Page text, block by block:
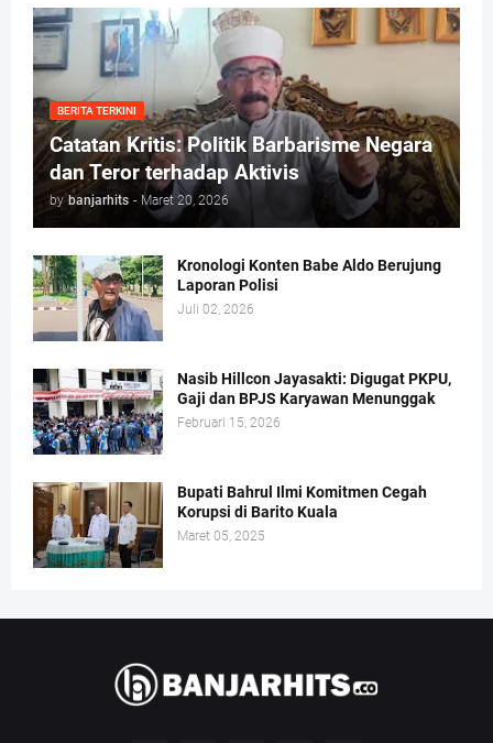
BERITA TERKINI
Catatan Kritis: Politik Barbarisme Negara
dan Teror terhadap Aktivis
by banjarhits - Maret 20, 2026
Kronologi Konten Babe Aldo Berujung
Laporan Polisi
Juli 02, 2026
Nasib Hillcon Jayasakti: Digugat PKPU,
Gaji dan BPJS Karyawan Menunggak
Februari 15, 2026
Bupati Bahrul Ilmi Komitmen Cegah
Korupsi di Barito Kuala
Maret 05, 2025